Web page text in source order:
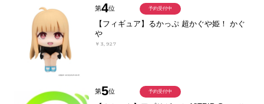
第4位
【フィギュア】るかっぷ 超かぐや姫！ かぐ
や
￥3,927
予約受付中
第5位 予約受付中